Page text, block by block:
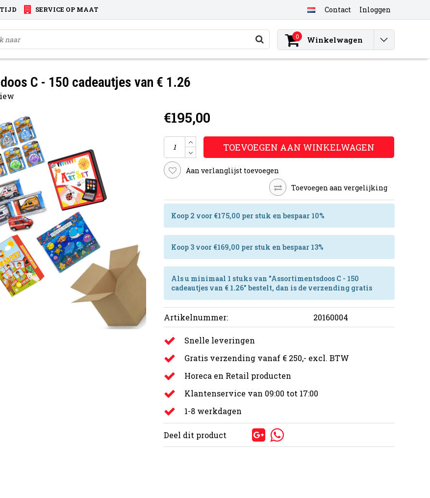
SERVICE OP MAAT Contact Inloggen
0 Winkelwagen
C - 150 cadeautjes van € 1.26
€195,00
TOEVOEGEN AAN WINKELWAGEN
Aan verlanglijst toevoegen
Toevoegen aan vergelijking
Koop 2 voor €175,00 per stuk en bespaar 10%
Koop 3 voor €169,00 per stuk en bespaar 13%
Als u minimaal 1 stuks van "Assortimentsdoos C - 150
cadeautjes van € 1.26" bestelt, dan is de verzending gratis
Artikelnummer: 20160004
Snelle leveringen
Gratis verzending vanaf € 250,- excl. BTW
Horeca en Retail producten
Klantenservice van 09:00 tot 17:00
1-8 werkdagen
Deel dit product